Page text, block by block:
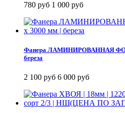
780 руб 1 000 руб
Фанера ЛАМИНИРОВАННАЯ ФОФ
береза
2 100 руб 6 000 руб